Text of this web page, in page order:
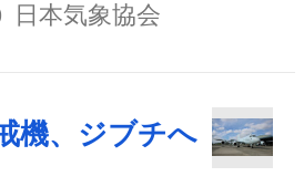
日本気象協会
機、ジブチへ